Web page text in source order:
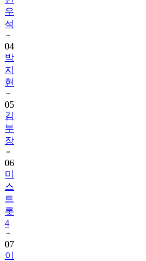
우
석
04
박
지
현
05
김
부
장
06
미
스
트
롯
4
07
이